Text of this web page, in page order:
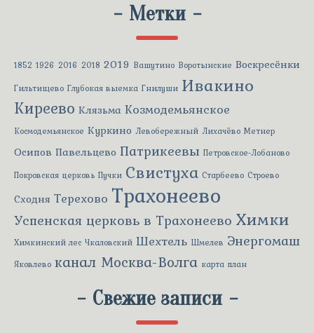
- Метки -
1852 1926 2016 2018 2019 Вашутино Воротынские Воскресёнки
Гильтищево Глубокая выемка Гнилуши Ивакино
Киреево Клязьма Козмодемьянское
Космодемьянское Куркино Левобережный Лихачёво Метнер
Осипов Павельцево Патрикеевы Петровское-Лобаново
Покровская церковь Пучки Свистуха Старбеево Строево
Сходня Терехово Трахонеево
Успенская церковь в Трахонеево Химки
Химкинский лес Чкаловский Шехтель Шмелев Энергомаш
Яковлево канал Москва-Волга карта план
- Свежие записи -